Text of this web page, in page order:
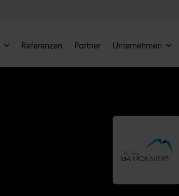
Referenzen Partner Unternehmen